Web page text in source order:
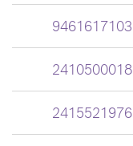
9461617103
2410500018
2415521976